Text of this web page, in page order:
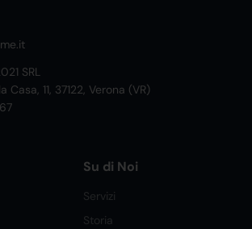
SRL
Casa, 11, 37122, Verona (VR)
Su di Noi
Servizi
Storia